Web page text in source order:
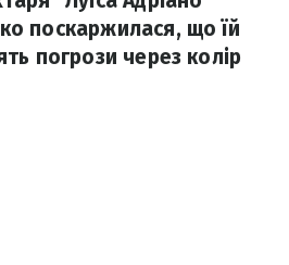
поскаржилася, що їй
погрози через колір